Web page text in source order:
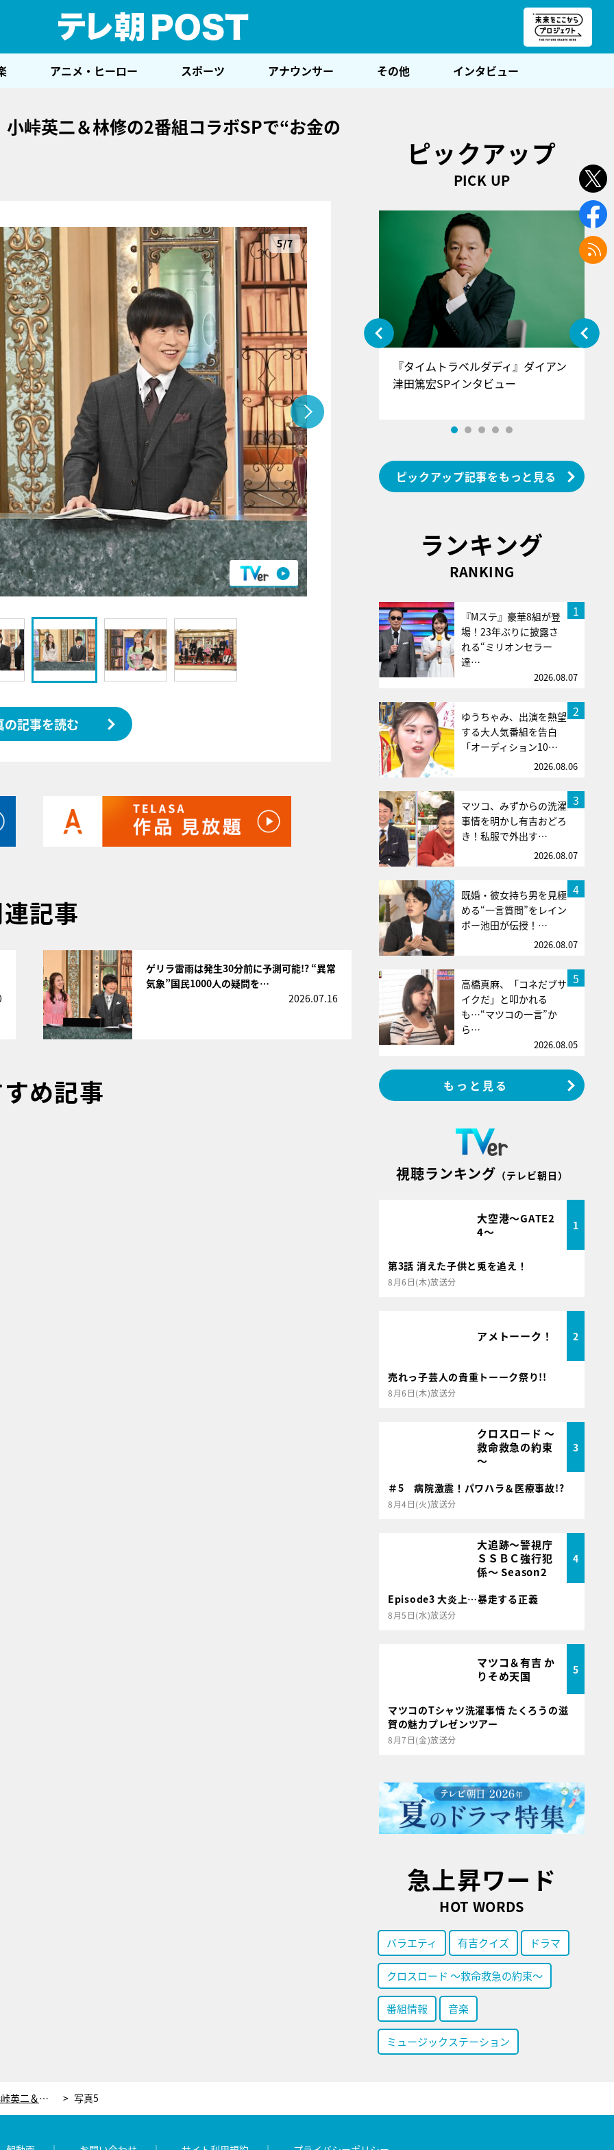
アニメ・ヒーロー スポーツ アナウンサー その他 インタビュー
峠英二＆林修の2番組コラボSPで“お金の
5/7
の記事を読む
記事
ゲリラ雷雨は発生30分前に予測可能!? “異常
気象”国民1000人の疑問を…
2026.07.16
め記事
ピックアップ
PICK UP
『アイ＝ラブ！げーみんぐ』＝LOV
E齋藤樹愛羅＆佐々木舞香SPインタ
ビュー
『タイムトラベルダディ』ダイアン
津田篤宏SPインタビュー
ピックアップ記事をもっと見る
ランキング
RANKING
1
『Mステ』豪華8組が登
場！23年ぶりに披露さ
れる“ミリオンセラー
達…
2026.08.07
2
ゆうちゃみ、出演を熱望
する大人気番組を告白
「オーディション10…
2026.08.06
3
マツコ、みずからの洗濯
事情を明かし有吉おどろ
き！私服で外出す…
2026.08.07
4
既婚・彼女持ち男を見極
める“一言質問”をレイン
ボー池田が伝授！…
2026.08.07
5
高橋真麻、「コネだブサ
イクだ」と叩かれる
も…“マツコの一言”か
ら…
2026.08.05
もっと見る
視聴ランキング （テレビ朝日）
大空港～GATE2
4～
1
第3話 消えた子供と兎を追え！
8月6日(木)放送分
アメトーーク！ 2
売れっ子芸人の貴重トーーク祭り!!
8月6日(木)放送分
クロスロード ～
救命救急の約束
～
3
＃5 病院激震！パワハラ＆医療事故!?
8月4日(火)放送分
大追跡～警視庁
ＳＳＢＣ強行犯
係～ Season2
4
Episode3 大炎上…暴走する正義
8月5日(水)放送分
マツコ＆有吉 か
りそめ天国
5
マツコのTシャツ洗濯事情 たくろうの滋
賀の魅力プレゼンツアー
8月7日(金)放送分
急上昇ワード
HOT WORDS
バラエティ 有吉クイズ ドラマ
クロスロード ～救命救急の約束～
番組情報 音楽
ミュージックステーション
株を持ってない人にも恩恵が!? 小峠英二＆林修の2番組コラボSPで“お金のプロ”が驚きの見解 写真5